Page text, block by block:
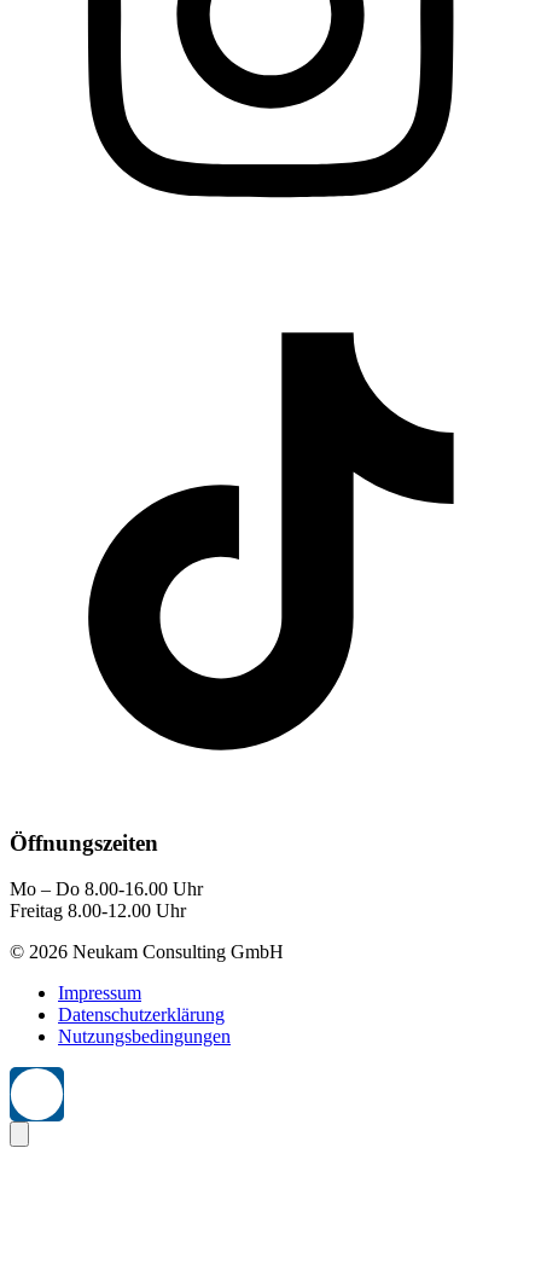
Öffnungszeiten
Mo – Do 8.00-16.00 Uhr
Freitag 8.00-12.00 Uhr
© 2026 Neukam Consulting GmbH
Impressum
Datenschutzerklärung
Nutzungsbedingungen